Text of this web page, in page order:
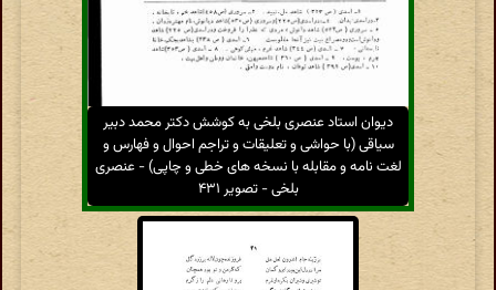
دیوان استاد عنصری بلخی به کوشش دکتر محمد دبیر
سیاقی (با حواشی و تعلیقات و تراجم احوال و فهارس و
لغت نامه و مقابله با نسخه های خطی و چاپی) - عنصری
بلخی - تصویر ۴۳۱